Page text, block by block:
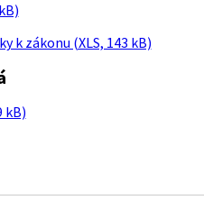
k zákonu (XLS, 143 kB)
kB)